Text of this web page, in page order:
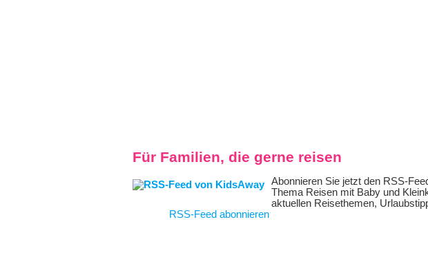
Für Familien, die gerne reisen
Abonnieren Sie jetzt den RSS-
Thema Reisen mit Baby und
aktuellen Reisethemen,
RSS-Feed abonnieren